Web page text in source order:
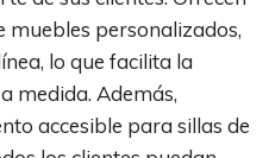
muebles personalizados,
lo que facilita la
medida. Además,
accesible para sillas de